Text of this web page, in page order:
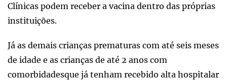
Clínicas podem receber a vacina dentro das próprias
instituições.
Já as demais crianças prematuras com até seis meses
de idade e as crianças de até 2 anos com
comorbidadesque já tenham recebido alta hospitalar